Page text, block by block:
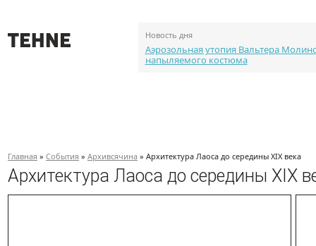
Новость дня
Аэрозольная утопия Вальтера
напыляемого костюма
Главная » События » Архивсячина » Архитектура Лаоса до середины XIX века
Архитектура Лаоса до середины XIX